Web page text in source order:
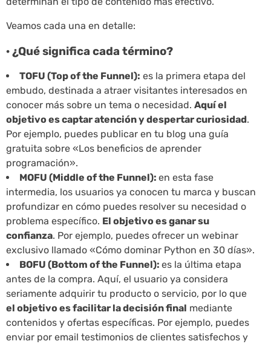
Veamos cada una en detalle:
· ¿Qué significa cada término?
TOFU (Top of the Funnel): es la primera etapa del
embudo, destinada a atraer visitantes interesados en
conocer más sobre un tema o necesidad. Aquí el
objetivo es captar atención y despertar curiosidad.
Por ejemplo, puedes publicar en tu blog una guía
gratuita sobre «Los beneficios de aprender
programación».
MOFU (Middle of the Funnel): en esta fase
intermedia, los usuarios ya conocen tu marca y buscan
profundizar en cómo puedes resolver su necesidad o
problema específico. El objetivo es ganar su
confianza. Por ejemplo, puedes ofrecer un webinar
exclusivo llamado «Cómo dominar Python en 30 días».
BOFU (Bottom of the Funnel): es la última etapa
antes de la compra. Aquí, el usuario ya considera
seriamente adquirir tu producto o servicio, por lo que
el objetivo es facilitar la decisión final mediante
contenidos y ofertas específicas. Por ejemplo, puedes
enviar por email testimonios de clientes satisfechos y